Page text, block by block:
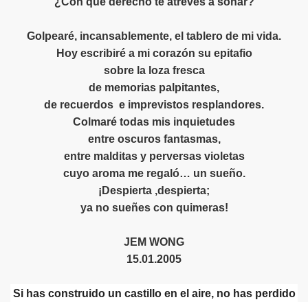
Golpearé, incansablemente, el tablero de mi vida.
Hoy escribiré a mi corazón su epitafio
sobre la loza fresca
de memorias palpitantes,
de recuerdos e imprevistos resplandores.
Colmaré todas mis inquietudes
entre oscuros fantasmas,
entre malditas y perversas violetas
cuyo aroma me regaló… un sueño.
¡Despierta ,despierta;
ya no sueñes con quimeras!
JEM WONG
15.01.2005
Si has construido un castillo en el aire, no has perdido
YASSIN KAOUD**
Storni